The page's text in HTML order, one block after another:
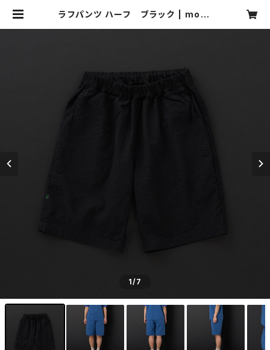
ラフパンツ ハーフ ブラック | moto
1/7